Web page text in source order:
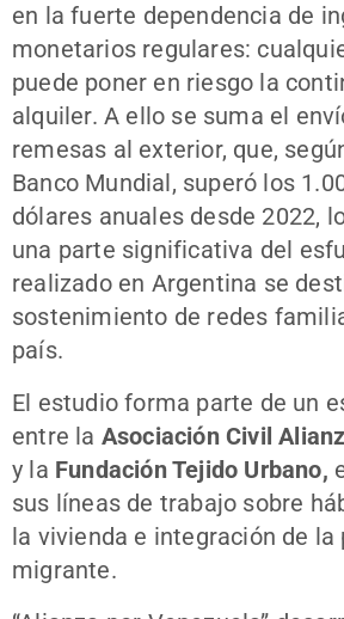
en la fuerte dependencia de
monetarios regulares:
puede poner en riesgo la
alquiler. A ello se suma el
remesas al exterior, que,
Banco Mundial, superó los
dólares anuales desde 2022,
una parte significativa del
realizado en Argentina se
sostenimiento de redes
país.
El estudio forma parte de un
entre la Asociación Civil
y la Fundación Tejido Urbano,
sus líneas de trabajo sobre
la vivienda e integración de la
migrante.